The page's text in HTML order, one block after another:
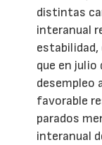
distintas
interanual
que en julio
desempleo
favorable
parados
interanual